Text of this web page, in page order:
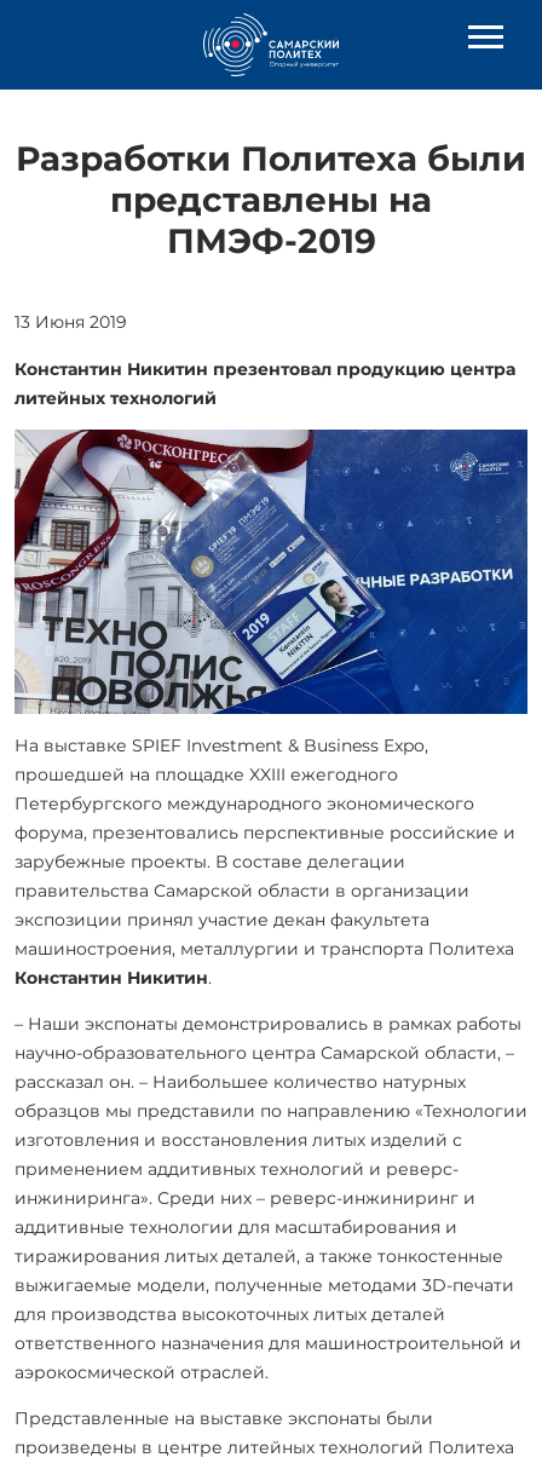
Разработки Политеха были
представлены на
ПМЭФ-2019
13 Июня 2019
Константин Никитин презентовал продукцию центра
литейных технологий
На выставке SPIEF Investment & Business Expo,
прошедшей на площадке XXIII ежегодного
Петербургского международного экономического
форума, презентовались перспективные российские и
зарубежные проекты. В составе делегации
правительства Самарской области в организации
экспозиции принял участие декан факультета
машиностроения, металлургии и транспорта Политеха
Константин Никитин.
– Наши экспонаты демонстрировались в рамках работы
научно-образовательного центра Самарской области, –
рассказал он. – Наибольшее количество натурных
образцов мы представили по направлению «Технологии
изготовления и восстановления литых изделий с
применением аддитивных технологий и реверс-
инжиниринга». Среди них – реверс-инжиниринг и
аддитивные технологии для масштабирования и
тиражирования литых деталей, а также тонкостенные
выжигаемые модели, полученные методами 3D-печати
для производства высокоточных литых деталей
ответственного назначения для машиностроительной и
аэрокосмической отраслей.
Представленные на выставке экспонаты были
произведены в центре литейных технологий Политеха